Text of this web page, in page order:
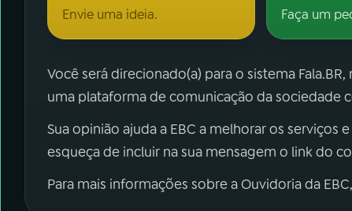
Envie uma ideia. Faça um
Você será direcionado(a) para o sistema
uma plataforma de comunicação da sociedade
Sua opinião ajuda a EBC a melhorar os
esqueça de incluir na sua mensagem o link do
Para mais informações sobre a Ouvidoria da